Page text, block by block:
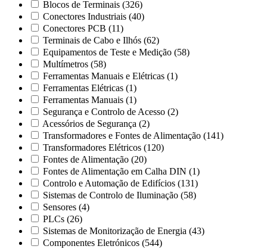
Blocos de Terminais (326)
Conectores Industriais (40)
Conectores PCB (11)
Terminais de Cabo e Ilhós (62)
Equipamentos de Teste e Medição (58)
Multímetros (58)
Ferramentas Manuais e Elétricas (1)
Ferramentas Elétricas (1)
Ferramentas Manuais (1)
Segurança e Controlo de Acesso (2)
Acessórios de Segurança (2)
Transformadores e Fontes de Alimentação (141)
Transformadores Elétricos (120)
Fontes de Alimentação (20)
Fontes de Alimentação em Calha DIN (1)
Controlo e Automação de Edifícios (131)
Sistemas de Controlo de Iluminação (58)
Sensores (4)
PLCs (26)
Sistemas de Monitorização de Energia (43)
Componentes Eletrónicos (544)